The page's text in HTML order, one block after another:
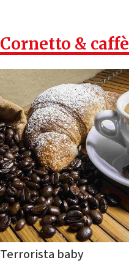
Cornetto & caffè
Terrorista baby